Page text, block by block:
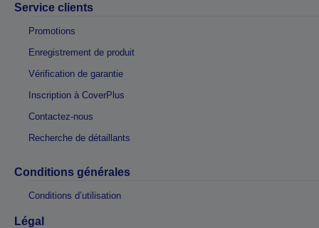
Service clients
Promotions
Enregistrement de produit
Vérification de garantie
Inscription à CoverPlus
Contactez-nous
Recherche de détaillants
Conditions générales
Conditions d’utilisation
Légal